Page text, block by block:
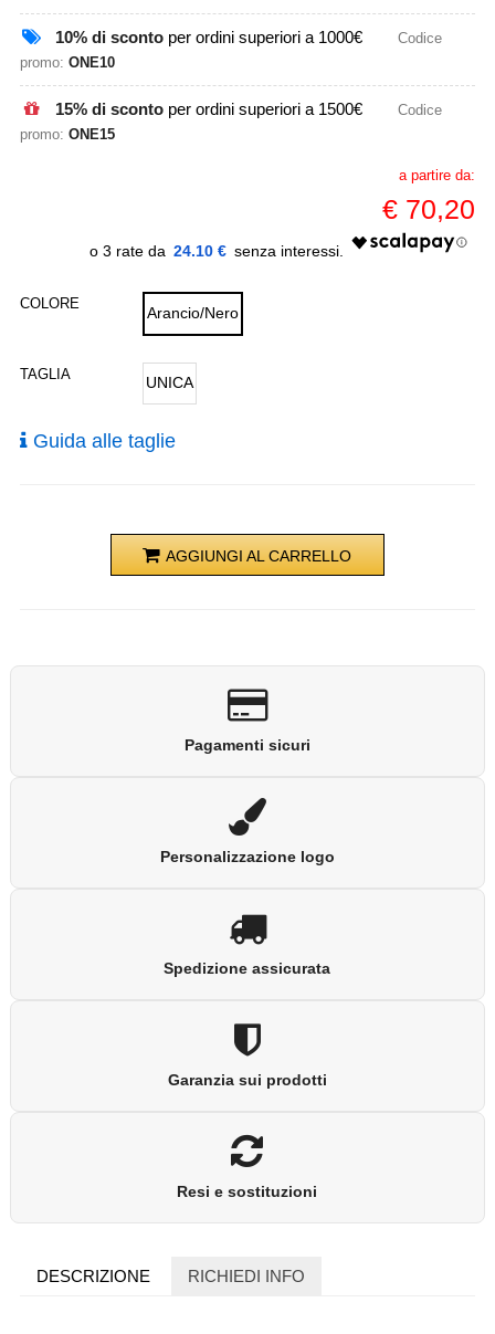
10% di scontoper ordini superiori a 1000€
Codice
promo: ONE10
15% di scontoper ordini superiori a 1500€
Codice
promo: ONE15
a partire da:
€ 70,20
24.10 €
COLORE Arancio/Nero
TAGLIA UNICA
Guida alle taglie
AGGIUNGI AL CARRELLO
Pagamenti sicuri
Personalizzazione logo
Spedizione assicurata
Garanzia sui prodotti
Resi e sostituzioni
DESCRIZIONE RICHIEDI INFO